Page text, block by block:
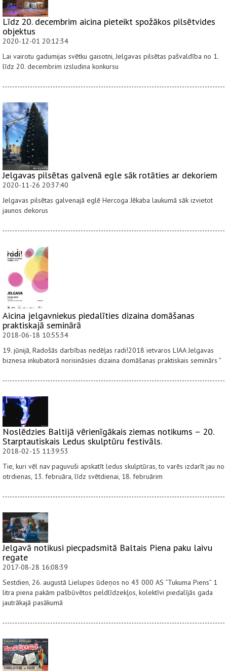
Līdz 20. decembrim aicina pieteikt spožākos pilsētvides
objektus
2020-12-01 20:12:34
Lai vairotu gadumijas svētku gaisotni, Jelgavas pilsētas pašvaldība no 1.
līdz 20. decembrim izsludina konkursu
Jelgavas pilsētas galvenā egle sāk rotāties ar dekoriem
2020-11-26 20:37:40
Jelgavas pilsētas galvenajā eglē Hercoga Jēkaba laukumā sāk izvietot
jaunos dekorus
Aicina jelgavniekus piedalīties dizaina domāšanas
praktiskajā seminārā
2018-06-18 10:55:34
19. jūnijā, Radošās darbības nedēļas radi!2018 ietvaros LIAA Jelgavas
biznesa inkubatorā norisināsies dizaina domāšanas praktiskais seminārs "
Noslēdzies Baltijā vērienīgākais ziemas notikums – 20.
Starptautiskais Ledus skulptūru festivāls.
2018-02-15 11:39:53
Tie, kuri vēl nav paguvuši apskatīt ledus skulptūras, to varēs izdarīt jau no
otrdienas, 13. februāra, līdz svētdienai, 18. februārim
Jelgavā notikusi piecpadsmitā Baltais Piena paku laivu
regate
2017-08-28 16:08:39
Sestdien, 26. augustā Lielupes ūdeņos no 43 000 AS “Tukuma Piens” 1
litra piena pakām pašbūvētos peldlīdzekļos, kolektīvi piedalījās gada
jautrākajā pasākumā